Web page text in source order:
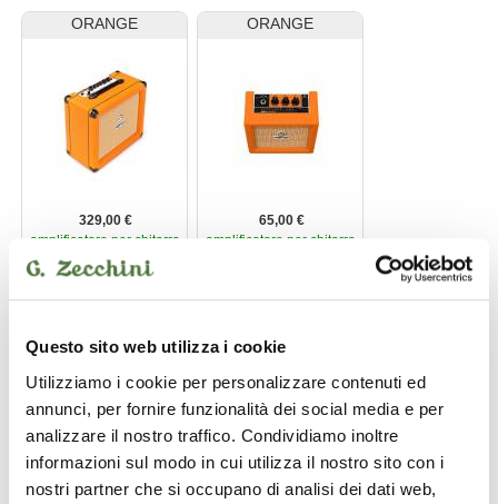
Questo sito web utilizza i cookie
Utilizziamo i cookie per personalizzare contenuti ed
annunci, per fornire funzionalità dei social media e per
analizzare il nostro traffico. Condividiamo inoltre
informazioni sul modo in cui utilizza il nostro sito con i
nostri partner che si occupano di analisi dei dati web,
ORANGE
329,00 €
amplificatore per chitarra
Crush 35RT
ORANGE
65,00 €
amplificatore per chitarra
ORANGE ORANGE